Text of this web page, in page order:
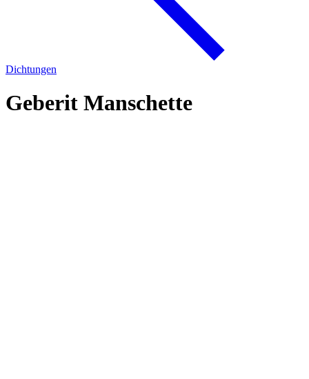
Dichtungen
Geberit Manschette